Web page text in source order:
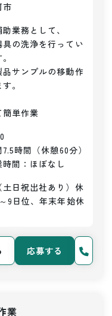
市
業務として、
具の洗浄を行ってい
品サンプルの移動作
。
単作業
時間（休憩60分）
間：ほぼなし
土日祝出社あり）休
9日位、年末年始休
応募する
業